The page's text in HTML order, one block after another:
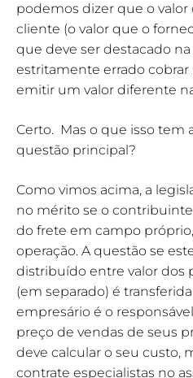
podemos dizer que o valor
cliente (o valor que o
que deve ser destacado na
estritamente errado
emitir um valor diferente
Certo. Mas o que isso tem
questão principal?
Como vimos acima, a
no mérito se o
do frete em campo
operação. A questão se
distribuído entre valor dos
(em separado) é
empresário é o
preço de vendas de seus
deve calcular o seu custo,
contrate especialistas no